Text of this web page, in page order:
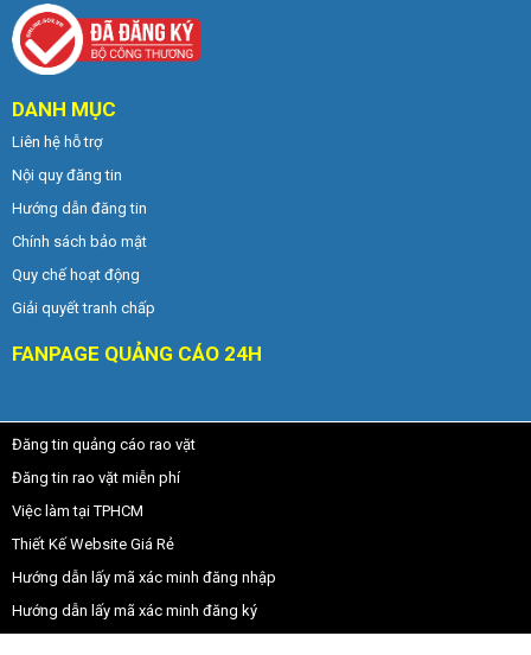
DANH MỤC
Liên hệ hỗ trợ
Nội quy đăng tin
Hướng dẫn đăng tin
Chính sách bảo mật
Quy chế hoạt động
Giải quyết tranh chấp
FANPAGE QUẢNG CÁO 24H
Đăng tin quảng cáo rao vặt
Đăng tin rao vặt miễn phí
Việc làm tại TPHCM
Thiết Kế Website Giá Rẻ
Hướng dẫn lấy mã xác minh đăng nhập
Hướng dẫn lấy mã xác minh đăng ký